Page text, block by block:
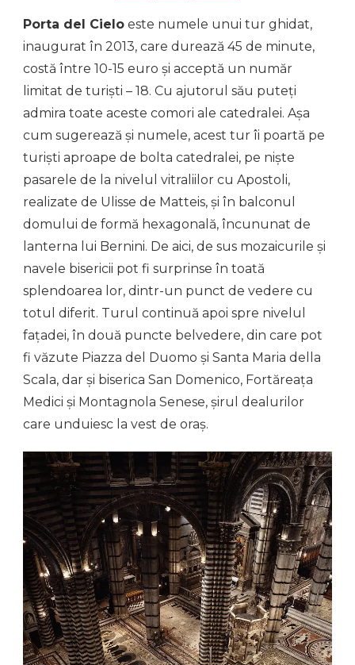
Porta del Cielo este numele unui tur ghidat,
inaugurat în 2013, care durează 45 de minute,
costă între 10-15 euro și acceptă un număr
limitat de turiști – 18. Cu ajutorul său puteți
admira toate aceste comori ale catedralei. Așa
cum sugerează și numele, acest tur îi poartă pe
turiști aproape de bolta catedralei, pe niște
pasarele de la nivelul vitraliilor cu Apostoli,
realizate de Ulisse de Matteis, și în balconul
domului de formă hexagonală, încununat de
lanterna lui Bernini. De aici, de sus mozaicurile și
navele bisericii pot fi surprinse în toată
splendoarea lor, dintr-un punct de vedere cu
totul diferit. Turul continuă apoi spre nivelul
fațadei, în două puncte belvedere, din care pot
fi văzute Piazza del Duomo și Santa Maria della
Scala, dar și biserica San Domenico, Fortăreața
Medici și Montagnola Senese, șirul dealurilor
care unduiesc la vest de oraș.